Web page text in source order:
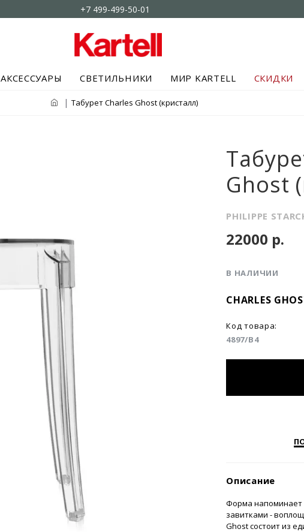
+7 499-499-50-01
АКСЕССУАРЫ СВЕТИЛЬНИКИ МИР KARTELL СКИДКИ
Табурет Charles Ghost (кристалл)
Ghost
PHILIPPE
В НАЛИЧИИ
CHARLES
Код товара:
4897/B4
22000 р.
Описание
Форма напоминает
завитками -
Ghost состоит из